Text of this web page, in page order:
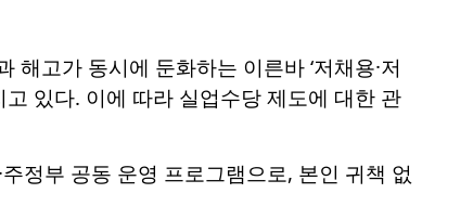
고가 동시에 둔화하는 이른바 ‘저채용·저
있다. 이에 따라 실업수당 제도에 대한 관
정부 공동 운영 프로그램으로, 본인 귀책 없